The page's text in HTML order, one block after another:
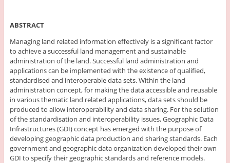
ABSTRACT
Managing land related information effectively is a significant factor
to achieve a successful land management and sustainable
administration of the land. Successful land administration and
applications can be implemented with the existence of qualified,
standardised and interoperable data sets. Within the land
administration concept, for making the data accessible and reusable
in various thematic land related applications, data sets should be
produced to allow interoperability and data sharing. For the solution
of the standardisation and interoperability issues, Geographic Data
Infrastructures (GDI) concept has emerged with the purpose of
developing geographic data production and sharing standards. Each
government and geographic data organization developed their own
GDI to specify their geographic standards and reference models.